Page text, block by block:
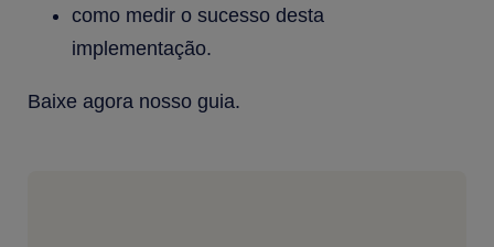
como medir o sucesso desta
implementação.
Baixe agora nosso guia.